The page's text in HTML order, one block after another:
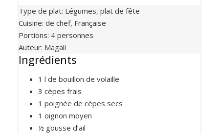
Type de plat: Légumes, plat de fête
Cuisine: de chef, Française
Portions: 4 personnes
Auteur: Magali
Ingrédients
1 l de bouillon de volaille
3 cèpes frais
1 poignée de cèpes secs
1 oignon moyen
½ gousse d’ail